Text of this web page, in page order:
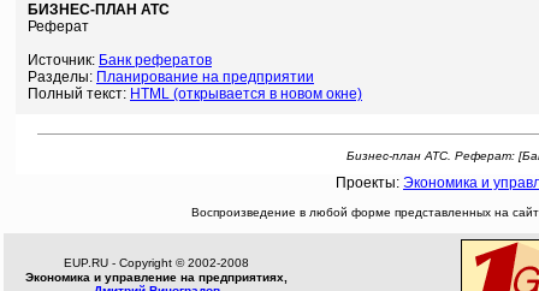
БИЗНЕС-ПЛАН АТС
Реферат
Источник: Банк рефератов
Разделы: Планирование на предприятии
Полный текст: HTML (открывается в новом окне)
Бизнес-план АТС. Реферат:
Проекты: Экономика и
Воспроизведение в любой форме представленных на
EUP.RU - Copyright © 2002-2008
Экономика и управление на предприятиях,